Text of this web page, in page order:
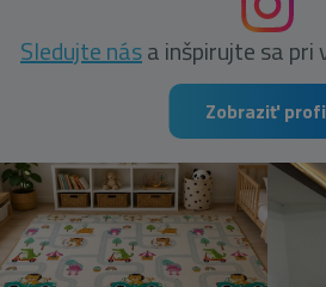
Sledujte nása inšpirujte sa pri
Zobraziť